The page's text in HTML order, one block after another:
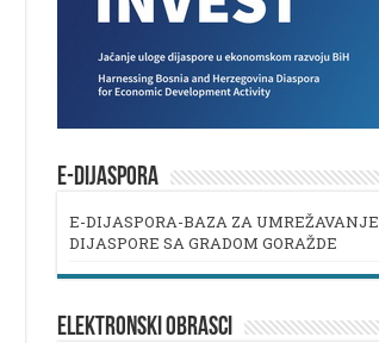
E-DIJASPORA
E-DIJASPORA-BAZA ZA UMREŽAVANJE
DIJASPORE SA GRADOM GORAŽDE
ELEKTRONSKI OBRASCI